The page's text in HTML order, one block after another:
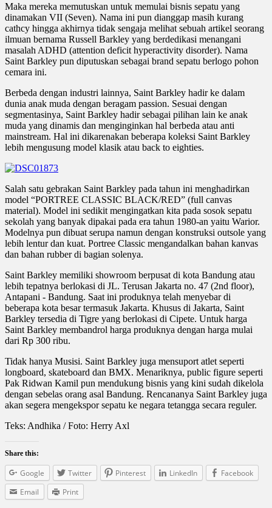
Maka mereka memutuskan untuk memulai bisnis sepatu yang
dinamakan VII (Seven). Nama ini pun dianggap masih kurang
cathcy hingga akhirnya tidak sengaja melihat sebuah artikel seorang
ilmuan bernama Russell Barkley yang berdedikasi menangani
masalah ADHD (attention deficit hyperactivity disorder). Nama
Saint Barkley pun diputuskan sebagai brand sepatu berlogo pohon
cemara ini.
Berbeda dengan industri lainnya, Saint Barkley hadir ke dalam
dunia anak muda dengan beragam passion. Sesuai dengan
segmentasinya, Saint Barkley hadir sebagai pilihan lain ke anak
muda yang dinamis dan menginginkan hal berbeda atau anti
mainstream. Hal ini dikarenakan beberapa koleksi Saint Barkley
lebih mengusung model klasik atau back to eighties.
Salah satu gebrakan Saint Barkley pada tahun ini menghadirkan
model “PORTREE CLASSIC BLACK/RED” (full canvas
material). Model ini sedikit mengingatkan kita pada sosok sepatu
sekolah yang banyak dipakai pada era tahun 1980-an yaitu Warior.
Modelnya pun dibuat serupa namun dengan konstruksi outsole yang
lebih lentur dan kuat. Portree Classic mengandalkan bahan kanvas
dan bahan rubber di bagian solenya.
Saint Barkley memiliki showroom berpusat di kota Bandung atau
lebih tepatnya berlokasi di JL. Terusan Jakarta no. 47 (2nd floor),
Antapani - Bandung. Saat ini produknya telah menyebar di
beberapa kota besar termasuk Jakarta. Khusus di Jakarta, Saint
Barkley tersedia di Tigre yang berlokasi di Cipete. Untuk harga
Saint Barkley membandrol harga produknya dengan harga mulai
dari Rp 300 ribu.
Tidak hanya Musisi. Saint Barkley juga mensuport atlet seperti
longboard, skateboard dan BMX. Menariknya, public figure seperti
Pak Ridwan Kamil pun mendukung bisnis yang kini sudah dikelola
dengan sebelas orang asal Bandung. Rencananya Saint Barkley juga
akan segera mengekspor sepatu ke negara tetangga secara reguler.
Teks: Andhika / Foto: Herry Axl
Share this:
Google Twitter Pinterest LinkedIn
Facebook
Email
Print